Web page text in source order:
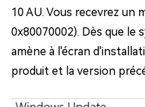
10 AU. Vous recevrez un
0x80070002). Dès que le
amène à l'écran
produit et la version